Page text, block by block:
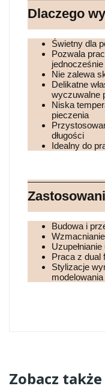
Dlaczego
Świetny dla
Pozwala
jednocześnie
Nie zalewa
Delikatne
wyczuwalne
Niska
pieczenia
długości
Idealny do
Budowa i
Praca z dual
Stylizacje
modelowania
Zobacz także